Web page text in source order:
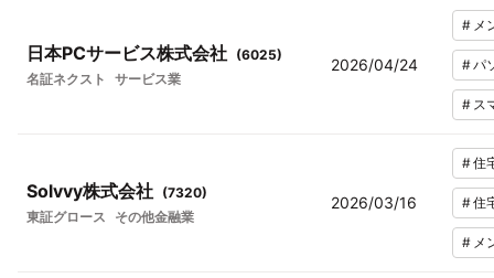
日本PCサービス株式会社 (6025)
名証ネクスト
サービス業
2026/04/24
# メ
#パ
# ス
Solvvy株式会社 (7320)
東証グロース
その他金融業
2026/03/16
#住
#住
# メ